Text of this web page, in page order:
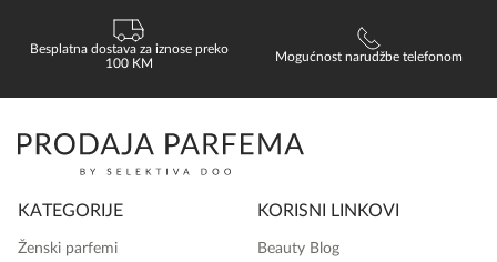
Besplatna dostava za iznose preko
100 KM
Mogućnost narudžbe telefonom
KATEGORIJE
Ženski parfemi
KORISNI LINKOVI
Beauty Blog